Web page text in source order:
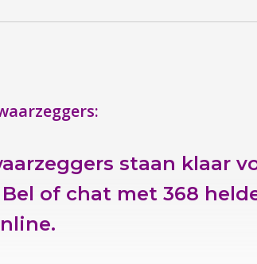
staan klaar
Bel of chat met 368